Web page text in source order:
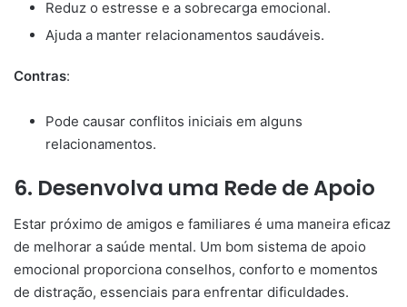
Reduz o estresse e a sobrecarga emocional.
Ajuda a manter relacionamentos saudáveis.
Contras:
Pode causar conflitos iniciais em alguns
relacionamentos.
6. Desenvolva uma Rede de Apoio
Estar próximo de amigos e familiares é uma maneira eficaz
de melhorar a saúde mental. Um bom sistema de apoio
emocional proporciona conselhos, conforto e momentos
de distração, essenciais para enfrentar dificuldades.